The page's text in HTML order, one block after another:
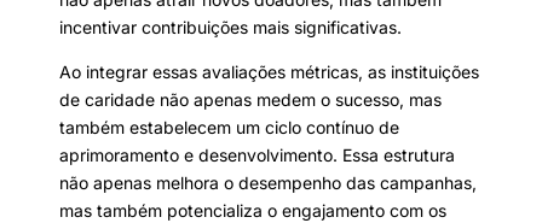
incentivar contribuições mais significativas.
Ao integrar essas avaliações métricas, as instituições
de caridade não apenas medem o sucesso, mas
também estabelecem um ciclo contínuo de
aprimoramento e desenvolvimento. Essa estrutura
não apenas melhora o desempenho das campanhas,
mas também potencializa o engajamento com os